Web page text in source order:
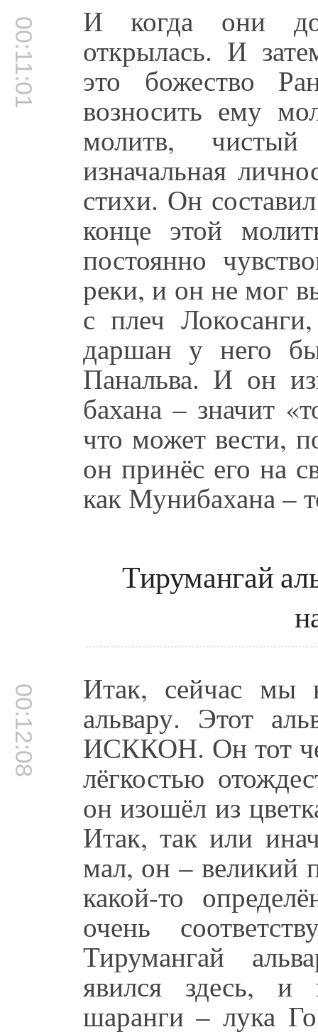
00:11:01 И когда они
открылась. И
это божество
возносить ему
молитв, чистый
изначальная
стихи. Он
конце этой
постоянно
реки, и он не мог
с плеч
даршан у него
Панальва. И он
бахана – значит
что может вести,
он принёс его на
как Мунибахана –
Тирумангай
00:12:08 Итак, сейчас мы
альвару. Этот
ИСККОН. Он тот
лёгкостью
он изошёл из
Итак, так или
мал, он – великий
какой-то
очень
Тирумангай
явился здесь,
шаранги – лука